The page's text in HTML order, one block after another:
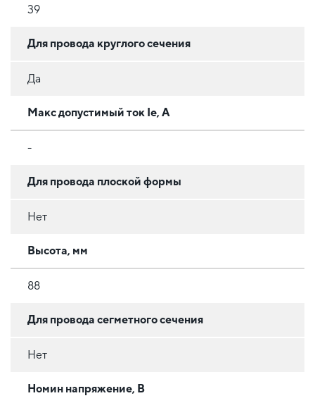
39
Для провода круглого сечения
Да
Макс допустимый ток Ie, А
-
Для провода плоской формы
Нет
Высота, мм
88
Для провода сегметного сечения
Нет
Номин напряжение, В